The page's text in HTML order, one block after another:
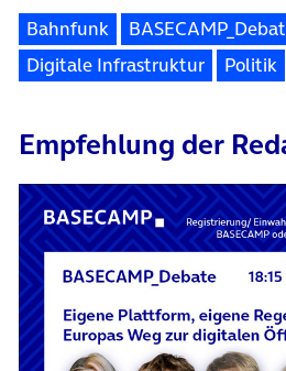
Bahnfunk
Digitale Infrastruktur
Politik
Empfehlung der